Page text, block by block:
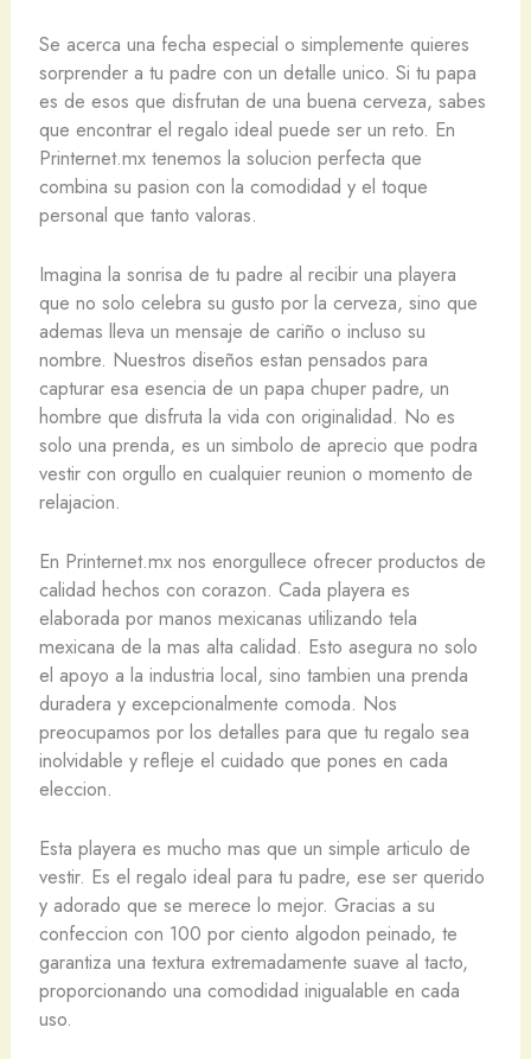
Se acerca una fecha especial o simplemente quieres
sorprender a tu padre con un detalle unico. Si tu papa
es de esos que disfrutan de una buena cerveza, sabes
que encontrar el regalo ideal puede ser un reto. En
Printernet.mx tenemos la solucion perfecta que
combina su pasion con la comodidad y el toque
personal que tanto valoras.
Imagina la sonrisa de tu padre al recibir una playera
que no solo celebra su gusto por la cerveza, sino que
ademas lleva un mensaje de cariño o incluso su
nombre. Nuestros diseños estan pensados para
capturar esa esencia de un papa chuper padre, un
hombre que disfruta la vida con originalidad. No es
solo una prenda, es un simbolo de aprecio que podra
vestir con orgullo en cualquier reunion o momento de
relajacion.
En Printernet.mx nos enorgullece ofrecer productos de
calidad hechos con corazon. Cada playera es
elaborada por manos mexicanas utilizando tela
mexicana de la mas alta calidad. Esto asegura no solo
el apoyo a la industria local, sino tambien una prenda
duradera y excepcionalmente comoda. Nos
preocupamos por los detalles para que tu regalo sea
inolvidable y refleje el cuidado que pones en cada
eleccion.
Esta playera es mucho mas que un simple articulo de
vestir. Es el regalo ideal para tu padre, ese ser querido
y adorado que se merece lo mejor. Gracias a su
confeccion con 100 por ciento algodon peinado, te
garantiza una textura extremadamente suave al tacto,
proporcionando una comodidad inigualable en cada
uso.